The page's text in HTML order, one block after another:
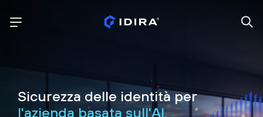
Sicurezza delle identità per
l'azienda basata sull'AI.